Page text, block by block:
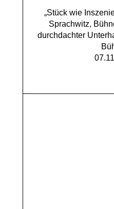
„Stück wie
Sprachwitz,
durchdachter